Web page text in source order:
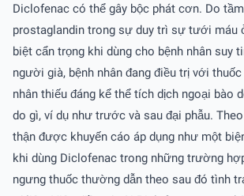
Diclofenac có thể gây bộc phát cơn. Do
prostaglandin trong sự duy trì sự tưới máu
biệt cẩn trọng khi dùng cho bệnh nhân suy
người già, bệnh nhân đang điều trị với
nhân thiếu đáng kể thể tích dịch ngoại bào
do gì, ví dụ như trước và sau đại phẫu.
thận được khuyến cáo áp dụng như một
khi dùng Diclofenac trong những trường
ngưng thuốc thường dẫn theo sau đó tình